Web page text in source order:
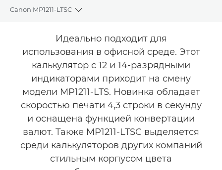
Canon MP1211-LTSC
Toggle breadcrumbs
Общая информацияИдеально подходит для
использования в офисной среде. Этот
калькулятор с 12 и 14-разрядными
индикаторами приходит на смену
модели MP1211-LTS. Новинка обладает
скоростью печати 4,3 строки в секунду
и оснащена функцией конвертации
валют. Также MP1211-LTSC выделяется
среди калькуляторов других компаний
стильным корпусом цвета